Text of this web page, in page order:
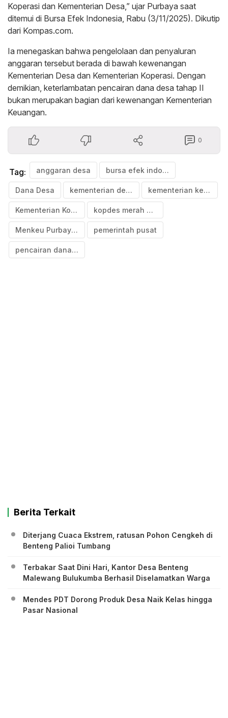
Koperasi dan Kementerian Desa,” ujar Purbaya saat
ditemui di Bursa Efek Indonesia, Rabu (3/11/2025). Dikutip
dari Kompas.com.
Ia menegaskan bahwa pengelolaan dan penyaluran
anggaran tersebut berada di bawah kewenangan
Kementerian Desa dan Kementerian Koperasi. Dengan
demikian, keterlambatan pencairan dana desa tahap II
bukan merupakan bagian dari kewenangan Kementerian
Keuangan.
0
Tag: anggaran desa bursa efek indonesia
Dana Desa kementerian desa kementerian keuangan
Kementerian Koperasi kopdes merah putih
Menkeu Purbaya Yudhi Sadewa pemerintah pusat
pencairan dana desa
Berita Terkait
Diterjang Cuaca Ekstrem, ratusan Pohon Cengkeh di
Benteng Palioi Tumbang
Terbakar Saat Dini Hari, Kantor Desa Benteng
Malewang Bulukumba Berhasil Diselamatkan Warga
Mendes PDT Dorong Produk Desa Naik Kelas hingga
Pasar Nasional